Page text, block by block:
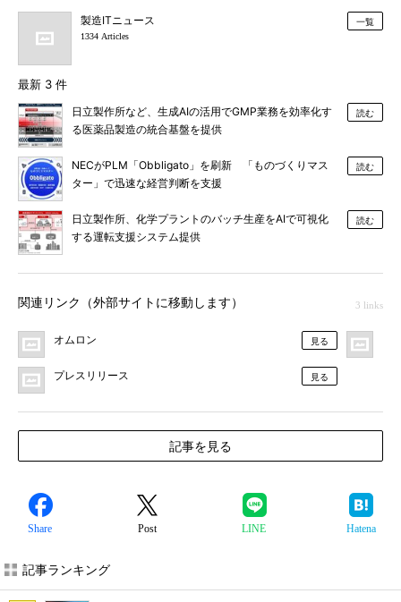
製造ITニュース
1334 Articles
一覧
最新 3 件
日立製作所など、生成AIの活用でGMP業務を効率化す
る医薬品製造の統合基盤を提供
読む
NECがPLM「Obbligato」を刷新 「ものづくりマス
ター」で迅速な経営判断を支援
読む
日立製作所、化学プラントのバッチ生産をAIで可視化
する運転支援システム提供
読む
関連リンク（外部サイトに移動します） 3 links
オムロン 見る
プレスリリース 見る
記事を見る
Share Post LINE Hatena
記事ランキング